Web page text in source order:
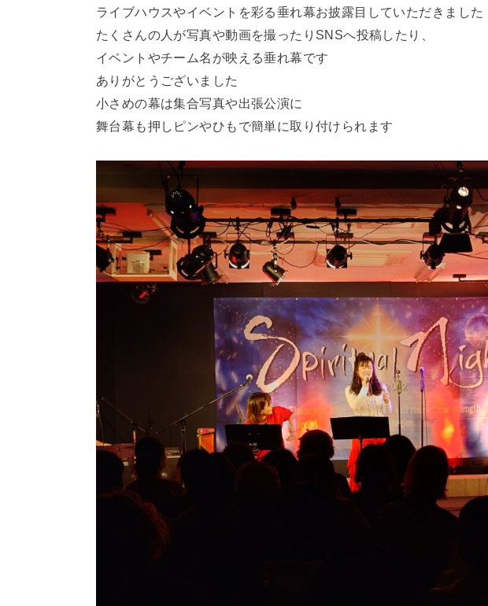
ライブハウスやイベントを彩る垂れ幕お披露目していただきました
たくさんの人が写真や動画を撮ったりSNSへ投稿したり、
イベントやチーム名が映える垂れ幕です
ありがとうございました
小さめの幕は集合写真や出張公演に
舞台幕も押しピンやひもで簡単に取り付けられます